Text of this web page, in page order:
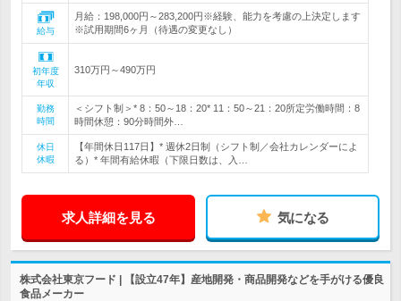
給与
月給：198,000円～283,200円※経験、能力を考慮の上決定します
※試用期間6ヶ月（待遇の変更なし）
初年度
年収
310万円～490万円
勤務
時間
＜シフト制＞* 8：50～18：20* 11：50～21：20所定労働時間：8
時間休憩：90分時間外…
休日
休暇
【年間休日117日】* 週休2日制（シフト制／会社カレンダーによ
る）* 年間有給休暇（下限日数は、入…
求人詳細を見る 気になる
株式会社東京フード | 【設立47年】産地開発・商品開発などを手がける優良
食品メーカー